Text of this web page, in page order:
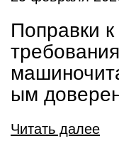
Поправки к
ым
Читать далее